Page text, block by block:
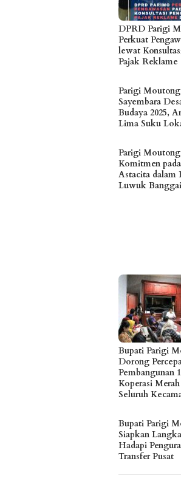
DPRD Parigi
Perkuat
lewat
Pajak Reklame
Parigi
Sayembara
Budaya 2025,
Lima Suku
Parigi
Komitmen
Astacita dalam
Luwuk Banggai
Bupati Parigi
Dorong
Pembangunan
Koperasi
Seluruh
Bupati Parigi
Siapkan
Hadapi
Transfer Pusat